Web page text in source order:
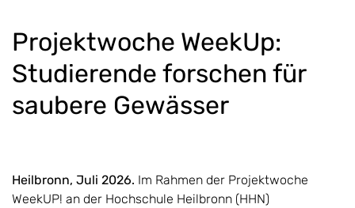
Projektwoche WeekUp:
Studierende forschen für
saubere Gewässer
Heilbronn, Juli 2026. Im Rahmen der Projektwoche
WeekUP! an der Hochschule Heilbronn (HHN)